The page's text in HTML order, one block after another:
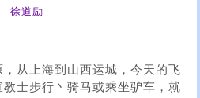
徐道励
从上海到山西运城，今天的飞
士步行丶骑马或乘坐驴车，就